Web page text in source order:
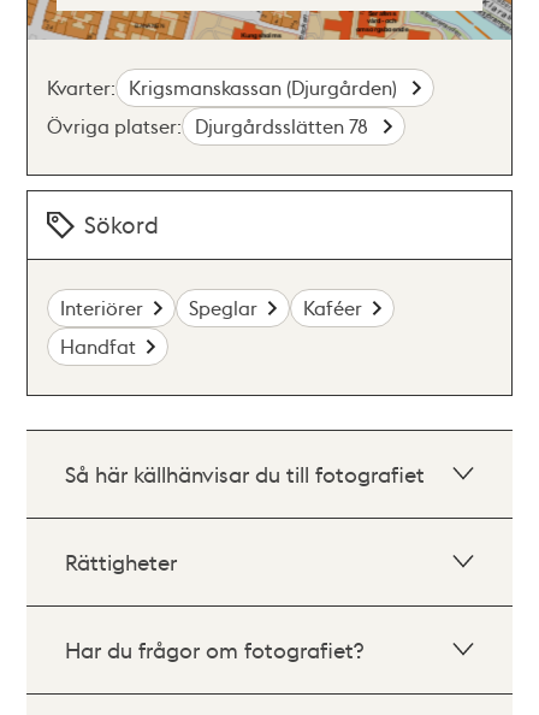
Kvarter: Krigsmanskassan (Djurgården)
Övriga platser: Djurgårdsslätten 78
Sökord
Interiörer Speglar
Kaféer
Handfat
Så här källhänvisar du till fotografiet
Rättigheter
Har du frågor om fotografiet?